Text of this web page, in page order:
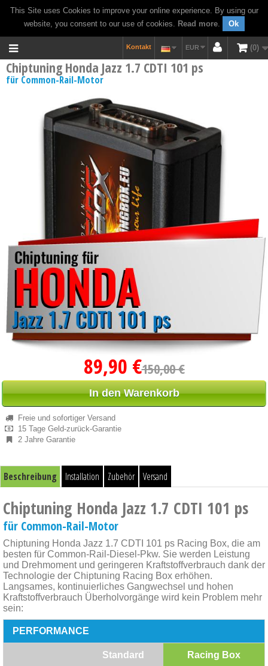
This Site uses Cookies to improve your online experience. By using our
website, you consent to our use of cookies. Read more. Ok
0
EUR
Kontakt
Chiptuning Honda Jazz 1.7 CDTI 101 ps
für Common-Rail-Motor
89,90 €150,00 €
In den Warenkorb
Freie und sofortiger Versand
15 Tage Geld-zurück-Garantie
2 Jahre Garantie
Beschreibung Installation Zubehör Versand
Chiptuning Honda Jazz 1.7 CDTI 101 ps
für Common-Rail-Motor
Chiptuning Honda Jazz 1.7 CDTI 101 ps Racing Box, die am
besten für Common-Rail-Diesel-Pkw. Sie werden Leistung
und Drehmoment und geringeren Kraftstoffverbrauch dank der
Technologie der Chiptuning Racing Box erhöhen.
Langsames, kontinuierliches Gangwechsel und hohen
Kraftstoffverbrauch Überholvorgänge wird kein Problem mehr
sein:
PERFORMANCE
Standard Racing Box